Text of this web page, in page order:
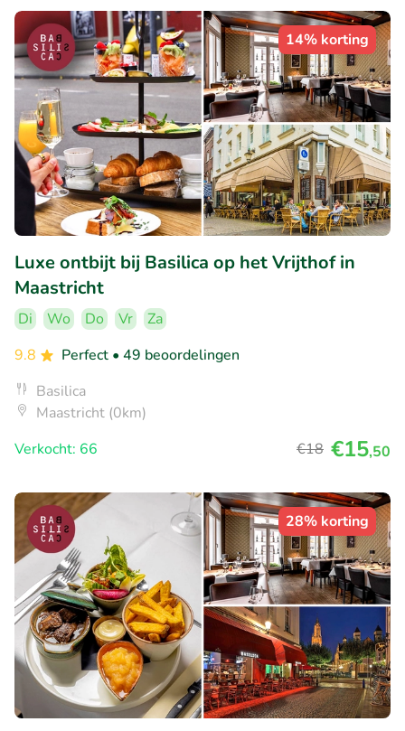
14% korting
Luxe ontbijt bij Basilica op het Vrijthof in
Maastricht
Di Wo Do Vr
Za
9.8
Perfect • 49 beoordelingen
Basilica
Maastricht (0km)
Verkocht: 66
€18 €15,50
28% korting